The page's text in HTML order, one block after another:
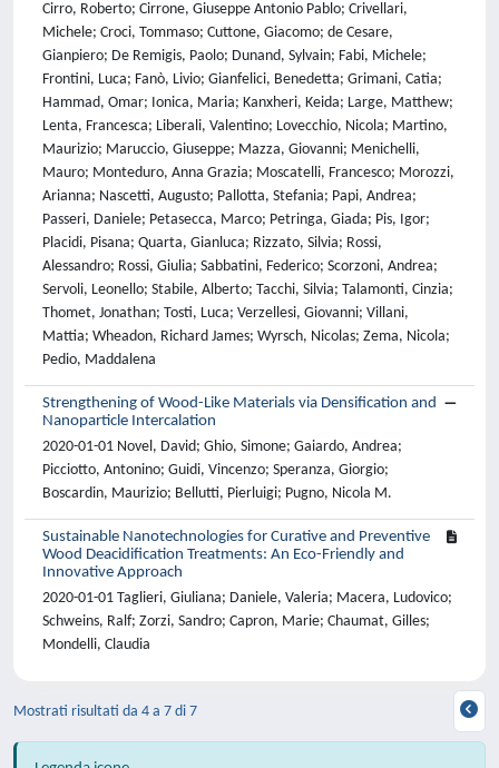
Cirro, Roberto; Cirrone, Giuseppe Antonio Pablo; Crivellari,
Michele; Croci, Tommaso; Cuttone, Giacomo; de Cesare,
Gianpiero; De Remigis, Paolo; Dunand, Sylvain; Fabi, Michele;
Frontini, Luca; Fanò, Livio; Gianfelici, Benedetta; Grimani, Catia;
Hammad, Omar; Ionica, Maria; Kanxheri, Keida; Large, Matthew;
Lenta, Francesca; Liberali, Valentino; Lovecchio, Nicola; Martino,
Maurizio; Maruccio, Giuseppe; Mazza, Giovanni; Menichelli,
Mauro; Monteduro, Anna Grazia; Moscatelli, Francesco; Morozzi,
Arianna; Nascetti, Augusto; Pallotta, Stefania; Papi, Andrea;
Passeri, Daniele; Petasecca, Marco; Petringa, Giada; Pis, Igor;
Placidi, Pisana; Quarta, Gianluca; Rizzato, Silvia; Rossi,
Alessandro; Rossi, Giulia; Sabbatini, Federico; Scorzoni, Andrea;
Servoli, Leonello; Stabile, Alberto; Tacchi, Silvia; Talamonti, Cinzia;
Thomet, Jonathan; Tosti, Luca; Verzellesi, Giovanni; Villani,
Mattia; Wheadon, Richard James; Wyrsch, Nicolas; Zema, Nicola;
Pedio, Maddalena
Strengthening of Wood-Like Materials via Densification and
Nanoparticle Intercalation
2020-01-01 Novel, David; Ghio, Simone; Gaiardo, Andrea;
Picciotto, Antonino; Guidi, Vincenzo; Speranza, Giorgio;
Boscardin, Maurizio; Bellutti, Pierluigi; Pugno, Nicola M.
Sustainable Nanotechnologies for Curative and Preventive
Wood Deacidification Treatments: An Eco-Friendly and
Innovative Approach
2020-01-01 Taglieri, Giuliana; Daniele, Valeria; Macera, Ludovico;
Schweins, Ralf; Zorzi, Sandro; Capron, Marie; Chaumat, Gilles;
Mondelli, Claudia
Mostrati risultati da 4 a 7 di 7